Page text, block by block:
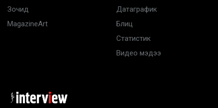
Зочид
MagazineArt
Датаграфик
Блиц
Статистик
Видео мэдээ